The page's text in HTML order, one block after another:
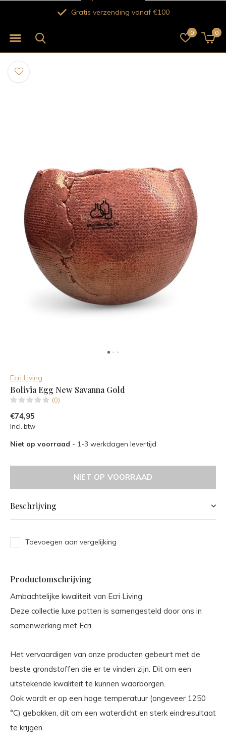
0 0
Verse bloemen voor 12.00 uur besteld vandaag
Ecri Living
Bolivia Egg New Savanna Gold
(0)
€74,95
Incl. btw
Niet op voorraad - 1-3 werkdagen levertijd
NIET OP VOORRAAD
Beschrijving
Toevoegen aan vergelijking
Productomschrijving
Ambachtelijke kwaliteit van Ecri Living.
Deze collectie luxe potten is samengesteld door ons in
samenwerking met Ecri.
Het vervaardigen van onze producten gebeurt met de
beste grondstoffen die er te vinden zijn. Dit om een
uitstekende kwaliteit te kunnen waarborgen.
Ook wordt er op een hoge temperatuur (ongeveer 1250
°C) gebakken, dit om een waterdicht en sterk eindresultaat
te krijgen.